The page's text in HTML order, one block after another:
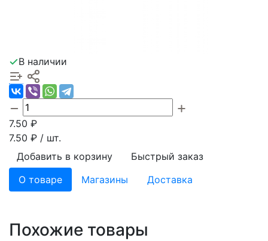
В наличии
7.50 ₽
7.50 ₽ / шт.
Добавить в корзину
Быстрый заказ
О товаре
Магазины Доставка
Похожие товары